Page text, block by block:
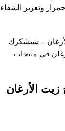
وتعزيز الشفاء
– سيشكرك
في منتجات
زيت الأرغان